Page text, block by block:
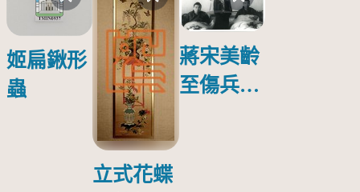
姬扁鍬形
蟲
立式花蝶
蔣宋美齡
至傷兵醫
傷日本戰